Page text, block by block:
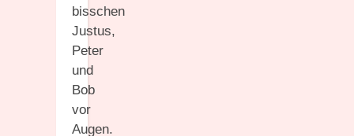
bisschen
Justus,
Peter
und
Bob
vor
Augen.